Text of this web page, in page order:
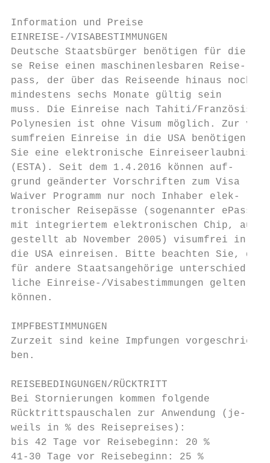
Information und Preise
EINREISE-/VISABESTIMMUNGEN
Deutsche Staatsbürger benötigen für
se Reise einen maschinenlesbaren
pass, der über das Reiseende
mindestens sechs Monate gültig sein
muss. Die Einreise nach Tahiti/
Polynesien ist ohne Visum möglich. Zur
sumfreien Einreise in die USA benötigen
Sie eine elektronische Einreiseerlaubnis
(ESTA). Seit dem 1.4.2016 können auf-
grund geänderter Vorschriften zum Visa
Waiver Programm nur noch Inhaber
tronischer Reisepässe (sogenannter
mit integriertem elektronischen Chip,
gestellt ab November 2005) visumfrei in
die USA einreisen. Bitte beachten Sie,
für andere Staatsangehörige
liche Einreise-/Visabestimmungen
können.
IMPFBESTIMMUNGEN
Zurzeit sind keine Impfungen
ben.
REISEBEDINGUNGEN/RÜCKTRITT
Bei Stornierungen kommen folgende
Rücktrittspauschalen zur Anwendung (je-
weils in % des Reisepreises):
bis 42 Tage vor Reisebeginn: 20 %
41-30 Tage vor Reisebeginn: 25 %